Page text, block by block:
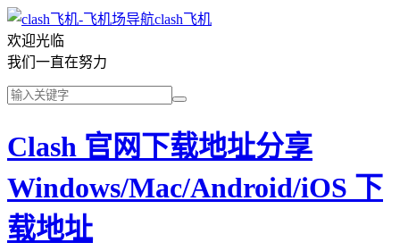
clash飞机
欢迎光临
我们一直在努力
Clash 官网下载地址分享
Windows/Mac/Android/iOS 下
载地址